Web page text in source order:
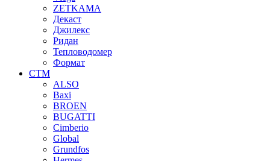
ZETKAMA
Декаст
Джилекс
Ридан
Тепловодомер
Формат
СТМ
ALSO
Baxi
BROEN
BUGATTI
Cimberio
Global
Grundfos